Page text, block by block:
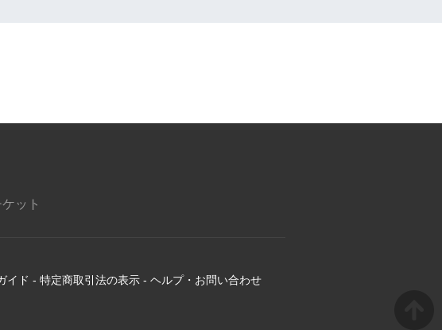
ット
イド - 特定商取引法の表示 - ヘルプ・お問い合わせ